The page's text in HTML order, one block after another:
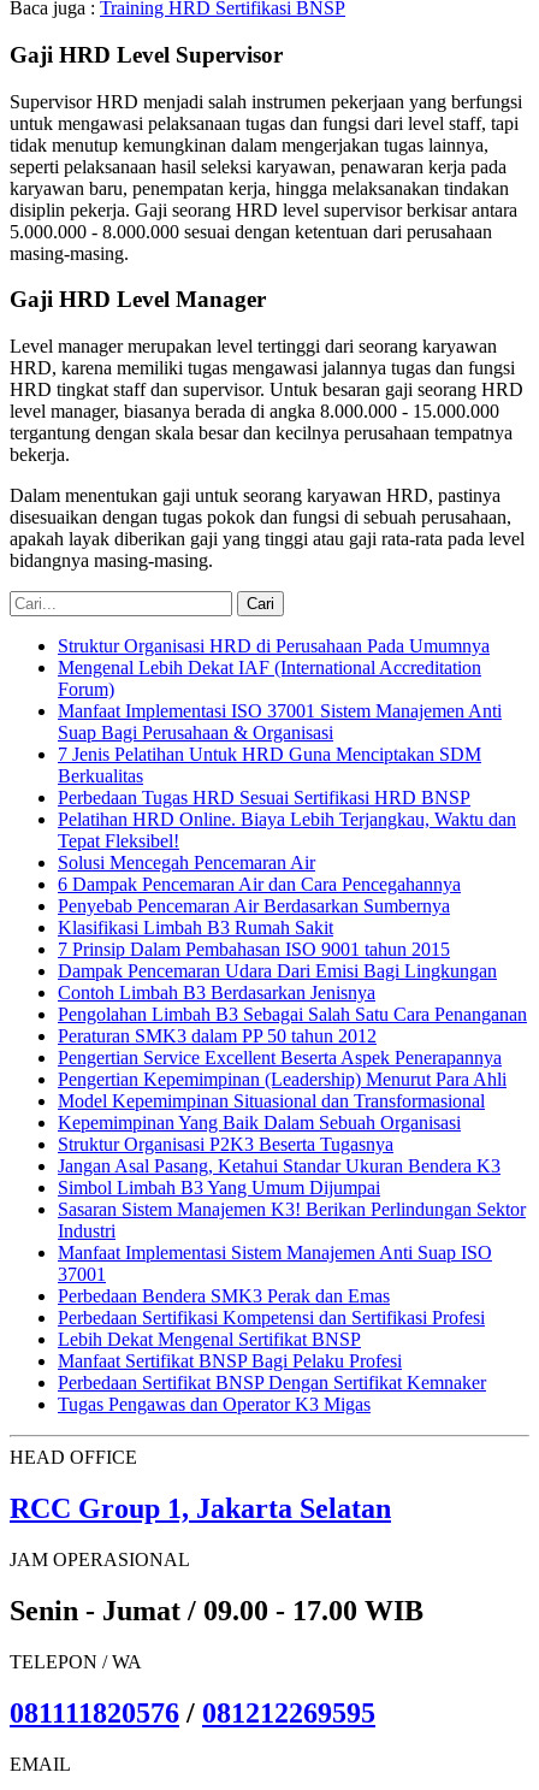
Baca juga : Training HRD Sertifikasi BNSP
Gaji HRD Level Supervisor
Supervisor HRD menjadi salah instrumen pekerjaan yang berfungsi
untuk mengawasi pelaksanaan tugas dan fungsi dari level staff, tapi
tidak menutup kemungkinan dalam mengerjakan tugas lainnya,
seperti pelaksanaan hasil seleksi karyawan, penawaran kerja pada
karyawan baru, penempatan kerja, hingga melaksanakan tindakan
disiplin pekerja. Gaji seorang HRD level supervisor berkisar antara
5.000.000 - 8.000.000 sesuai dengan ketentuan dari perusahaan
masing-masing.
Gaji HRD Level Manager
Level manager merupakan level tertinggi dari seorang karyawan
HRD, karena memiliki tugas mengawasi jalannya tugas dan fungsi
HRD tingkat staff dan supervisor. Untuk besaran gaji seorang HRD
level manager, biasanya berada di angka 8.000.000 - 15.000.000
tergantung dengan skala besar dan kecilnya perusahaan tempatnya
bekerja.
Dalam menentukan gaji untuk seorang karyawan HRD, pastinya
disesuaikan dengan tugas pokok dan fungsi di sebuah perusahaan,
apakah layak diberikan gaji yang tinggi atau gaji rata-rata pada level
bidangnya masing-masing.
Struktur Organisasi HRD di Perusahaan Pada Umumnya
Mengenal Lebih Dekat IAF (International Accreditation
Forum)
Manfaat Implementasi ISO 37001 Sistem Manajemen Anti
Suap Bagi Perusahaan & Organisasi
7 Jenis Pelatihan Untuk HRD Guna Menciptakan SDM
Berkualitas
Perbedaan Tugas HRD Sesuai Sertifikasi HRD BNSP
Pelatihan HRD Online. Biaya Lebih Terjangkau, Waktu dan
Tepat Fleksibel!
Solusi Mencegah Pencemaran Air
6 Dampak Pencemaran Air dan Cara Pencegahannya
Penyebab Pencemaran Air Berdasarkan Sumbernya
Klasifikasi Limbah B3 Rumah Sakit
7 Prinsip Dalam Pembahasan ISO 9001 tahun 2015
Dampak Pencemaran Udara Dari Emisi Bagi Lingkungan
Contoh Limbah B3 Berdasarkan Jenisnya
Pengolahan Limbah B3 Sebagai Salah Satu Cara Penanganan
Peraturan SMK3 dalam PP 50 tahun 2012
Pengertian Service Excellent Beserta Aspek Penerapannya
Pengertian Kepemimpinan (Leadership) Menurut Para Ahli
Model Kepemimpinan Situasional dan Transformasional
Kepemimpinan Yang Baik Dalam Sebuah Organisasi
Struktur Organisasi P2K3 Beserta Tugasnya
Jangan Asal Pasang, Ketahui Standar Ukuran Bendera K3
Simbol Limbah B3 Yang Umum Dijumpai
Sasaran Sistem Manajemen K3! Berikan Perlindungan Sektor
Industri
Manfaat Implementasi Sistem Manajemen Anti Suap ISO
37001
Perbedaan Bendera SMK3 Perak dan Emas
Perbedaan Sertifikasi Kompetensi dan Sertifikasi Profesi
Lebih Dekat Mengenal Sertifikat BNSP
Manfaat Sertifikat BNSP Bagi Pelaku Profesi
Perbedaan Sertifikat BNSP Dengan Sertifikat Kemnaker
Tugas Pengawas dan Operator K3 Migas
HEAD OFFICE
RCC Group 1, Jakarta Selatan
JAM OPERASIONAL
Senin - Jumat / 09.00 - 17.00 WIB
TELEPON / WA
081111820576 / 081212269595
EMAIL